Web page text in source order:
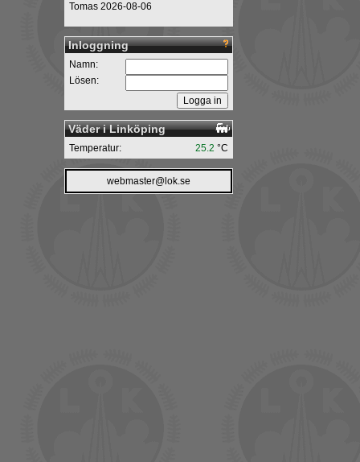
Tomas 2026-08-06
Inloggning
Namn:
Lösen:
Väder i Linköping
25.2 °C
Temperatur:
webmaster@lok.se